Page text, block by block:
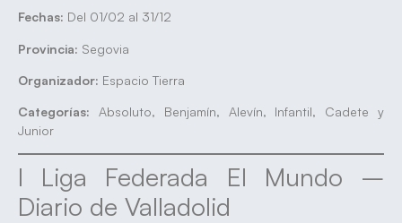
Fechas: Del 01/02 al 31/12
Provincia: Segovia
Organizador: Espacio Tierra
Categorías: Absoluto, Benjamín, Alevín, Infantil, Cadete y
Junior
I Liga Federada El Mundo –
Diario de Valladolid